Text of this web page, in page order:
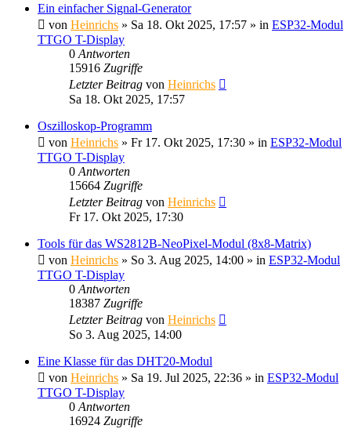
Ein einfacher Signal-Generator
von Heinrichs » Sa 18. Okt 2025, 17:57 » in ESP32-Modul
TTGO T-Display
0 Antworten
15916 Zugriffe
Letzter Beitrag von Heinrichs
Sa 18. Okt 2025, 17:57
Oszilloskop-Programm
von Heinrichs » Fr 17. Okt 2025, 17:30 » in ESP32-Modul
TTGO T-Display
0 Antworten
15664 Zugriffe
Letzter Beitrag von Heinrichs
Fr 17. Okt 2025, 17:30
Tools für das WS2812B-NeoPixel-Modul (8x8-Matrix)
von Heinrichs » So 3. Aug 2025, 14:00 » in ESP32-Modul
TTGO T-Display
0 Antworten
18387 Zugriffe
Letzter Beitrag von Heinrichs
So 3. Aug 2025, 14:00
Eine Klasse für das DHT20-Modul
von Heinrichs » Sa 19. Jul 2025, 22:36 » in ESP32-Modul
TTGO T-Display
0 Antworten
16924 Zugriffe